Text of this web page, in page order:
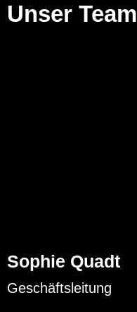
Unser Team
Sophie Quadt
Geschäftsleitung